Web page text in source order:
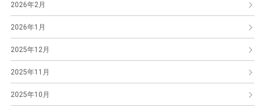
2026年2月
2026年1月
2025年12月
2025年11月
2025年10月